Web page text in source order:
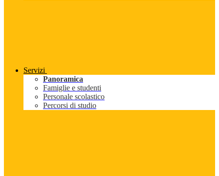
Servizi
Panoramica
Famiglie e studenti
Personale scolastico
Percorsi di studio